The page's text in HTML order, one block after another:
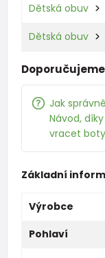
Dětská obuv
Dětská obuv
Doporučujeme
Jak
Návod,
vracet
Základní
Výrobce
Pohlaví